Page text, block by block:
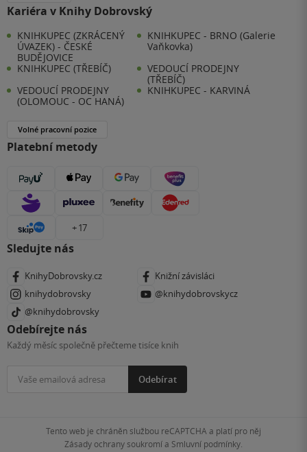
Kariéra v Knihy Dobrovský
KNIHKUPEC (ZKRÁCENÝ
ÚVAZEK) - ČESKÉ
BUDĚJOVICE
KNIHKUPEC - BRNO (Galerie
Vaňkovka)
KNIHKUPEC (TŘEBÍČ)
VEDOUCÍ PRODEJNY
(TŘEBÍČ)
VEDOUCÍ PRODEJNY
(OLOMOUC - OC HANÁ)
KNIHKUPEC - KARVINÁ
Volné pracovní pozice
Platební metody
+ 17
Sledujte nás
KnihyDobrovsky.cz
Knižní závisláci
knihydobrovsky
@knihydobrovskycz
@knihydobrovsky
Odebírejte nás
Každý měsíc společně přečteme tisíce knih
Odebírat
Tento web je chráněn službou reCAPTCHA a platí pro něj
Zásady ochrany soukromía Smluvní podmínky